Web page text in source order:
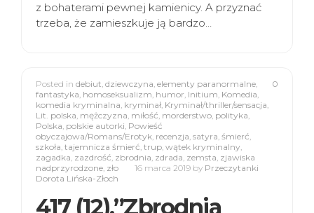
z bohaterami pewnej kamienicy. A przyznać
trzeba, że zamieszkuje ją bardzo…
0
Posted in debiut, dziewczyna, elementy paranormalne,
fantastyka, homoseksualizm, humor, Initium, Komedia,
komedia kryminalna, kryminał, Kryminał/thriller/sensacja,
Lit. polska, mężczyzna, miłość, morderstwo, polityka,
Polska, polskie autorki, Powieść
obyczajowa/Romans/Erotyk, recenzja, satyra, śmierć,
szkoła, tajemnicza śmierć, trup, wątek kryminalny,
zagadka, zazdrość, zbrodnia, zdrada, zemsta, zjawiska
nadprzyrodzone, zło 16 marca 2019 by Przeczytanki
Dorota Lińska-Złoch
417 (12).”Zbrodnia